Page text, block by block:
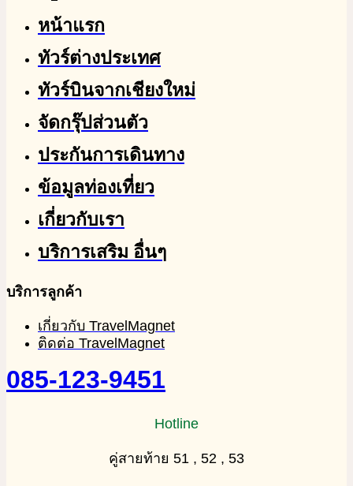
หน้าแรก
ทัวร์ต่างประเทศ
ทัวร์บินจากเชียงใหม่
จัดกรุ๊ปส่วนตัว
ประกันการเดินทาง
ข้อมูลท่องเที่ยว
เกี่ยวกับเรา
บริการเสริม อื่นๆ
บริการลูกค้า
เกี่ยวกับ TravelMagnet
ติดต่อ TravelMagnet
085-123-9451
Hotline
คู่สายท้าย 51 , 52 , 53